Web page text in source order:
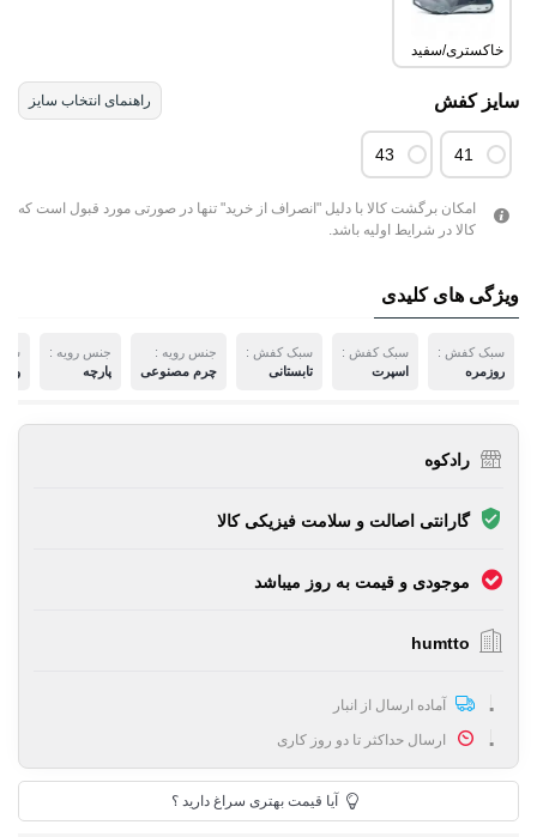
خاکستری/سفید
سایز کفش راهنمای انتخاب سایز
41
43
امکان برگشت کالا با دلیل "انصراف از خرید" تنها در صورتی مورد قبول است که
کالا در شرایط اولیه باشد.
ویژگی های کلیدی
سبک کفش :
روزمره
سبک کفش :
اسپرت
سبک کفش :
تابستانی
جنس رویه :
چرم مصنوعی
جنس رویه :
پارچه
رادکوه
گارانتی اصالت و سلامت فیزیکی کالا
موجودی و قیمت به روز میباشد
humtto
آماده ارسال از انبار
ارسال حداکثر تا دو روز کاری
آیا قیمت بهتری سراغ دارید ؟